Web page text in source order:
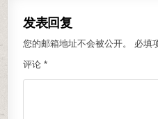
发表回复
您的邮箱地址不会被公开。 必填
评论*